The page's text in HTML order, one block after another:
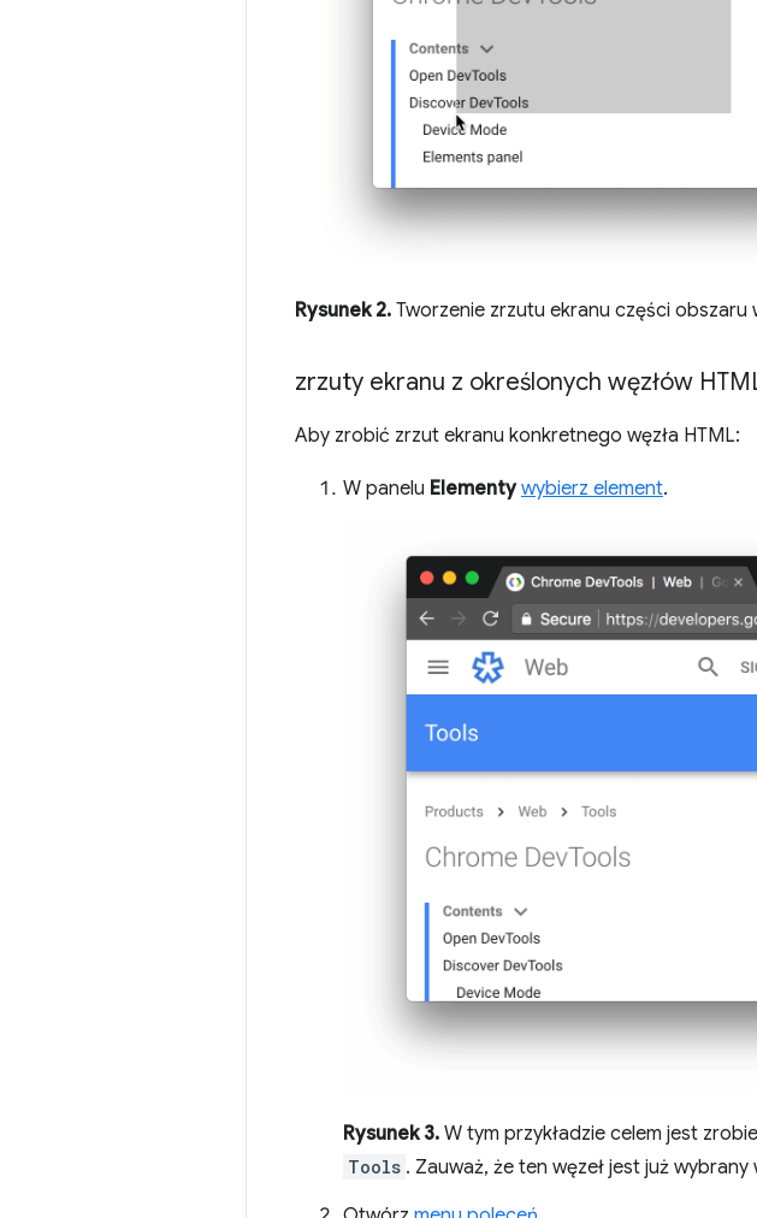
Rysunek 2. Tworzenie zrzutu ekranu części obszaru
zrzuty ekranu z określonych węzłów
Aby zrobić zrzut ekranu konkretnego węzła HTML:
W panelu Elementy wybierz element.
Rysunek 3. W tym przykładzie celem jest
Tools . Zauważ, że ten węzeł jest już wybrany